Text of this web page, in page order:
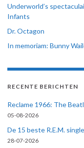
Underworld’s
Infants
Dr. Octagon
In memoriam: Bunny
RECENTE BERICHTEN
Reclame 1966: The
05-08-2026
De 15 beste R.E.M.
28-07-2026